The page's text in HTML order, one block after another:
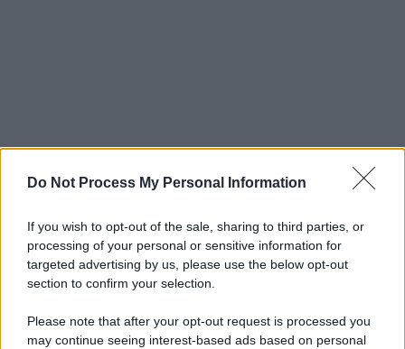
Do Not Process My Personal Information
If you wish to opt-out of the sale, sharing to third parties, or
processing of your personal or sensitive information for
targeted advertising by us, please use the below opt-out
section to confirm your selection.
Please note that after your opt-out request is processed you
may continue seeing interest-based ads based on personal